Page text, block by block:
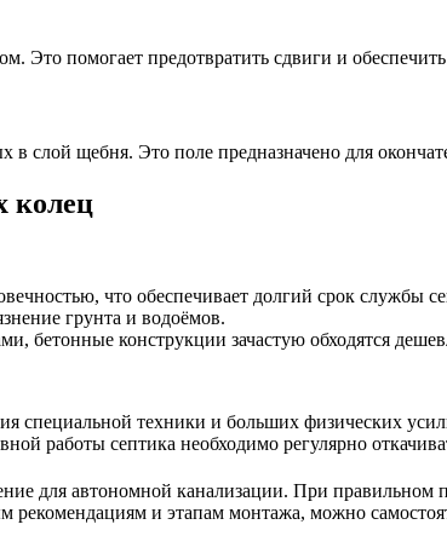
Это помогает предотвратить сдвиги и
слой щебня. Это поле предназначено для
колец
что обеспечивает долгий срок службы
грунта и водоёмов.
бетонные конструкции зачастую обходятся
специальной техники и больших физических
работы септика необходимо регулярно
для автономной канализации. При правильном
и этапам монтажа, можно